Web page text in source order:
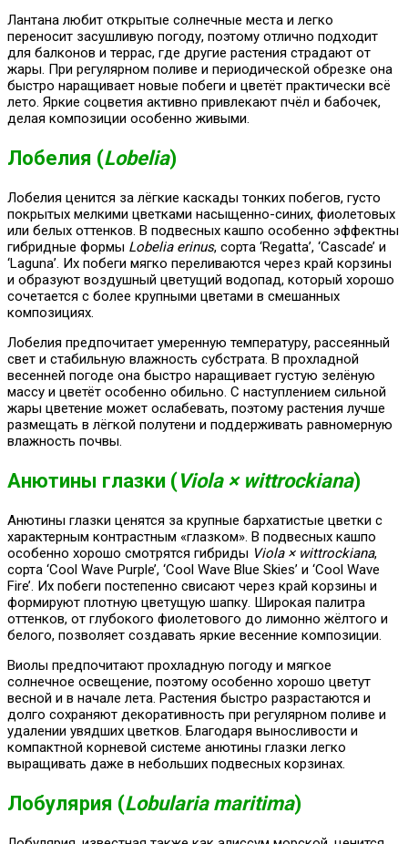
Лантана любит открытые солнечные места и легко
переносит засушливую погоду, поэтому отлично подходит
для балконов и террас, где другие растения страдают от
жары. При регулярном поливе и периодической обрезке она
быстро наращивает новые побеги и цветёт практически всё
лето. Яркие соцветия активно привлекают пчёл и бабочек,
делая композиции особенно живыми.
Лобелия (Lobelia)
Лобелия ценится за лёгкие каскады тонких побегов, густо
покрытых мелкими цветками насыщенно-синих, фиолетовых
или белых оттенков. В подвесных кашпо особенно эффектны
гибридные формы Lobelia erinus, сорта ‘Regatta’, ‘Cascade’ и
‘Laguna’. Их побеги мягко переливаются через край корзины
и образуют воздушный цветущий водопад, который хорошо
сочетается с более крупными цветами в смешанных
композициях.
Лобелия предпочитает умеренную температуру, рассеянный
свет и стабильную влажность субстрата. В прохладной
весенней погоде она быстро наращивает густую зелёную
массу и цветёт особенно обильно. С наступлением сильной
жары цветение может ослабевать, поэтому растения лучше
размещать в лёгкой полутени и поддерживать равномерную
влажность почвы.
Анютины глазки (Viola × wittrockiana)
Анютины глазки ценятся за крупные бархатистые цветки с
характерным контрастным «глазком». В подвесных кашпо
особенно хорошо смотрятся гибриды Viola × wittrockiana,
сорта ‘Cool Wave Purple’, ‘Cool Wave Blue Skies’ и ‘Cool Wave
Fire’. Их побеги постепенно свисают через край корзины и
формируют плотную цветущую шапку. Широкая палитра
оттенков, от глубокого фиолетового до лимонно жёлтого и
белого, позволяет создавать яркие весенние композиции.
Виолы предпочитают прохладную погоду и мягкое
солнечное освещение, поэтому особенно хорошо цветут
весной и в начале лета. Растения быстро разрастаются и
долго сохраняют декоративность при регулярном поливе и
удалении увядших цветков. Благодаря выносливости и
компактной корневой системе анютины глазки легко
выращивать даже в небольших подвесных корзинах.
Лобулярия (Lobularia maritima)